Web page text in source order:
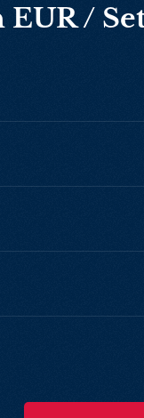
EUR /